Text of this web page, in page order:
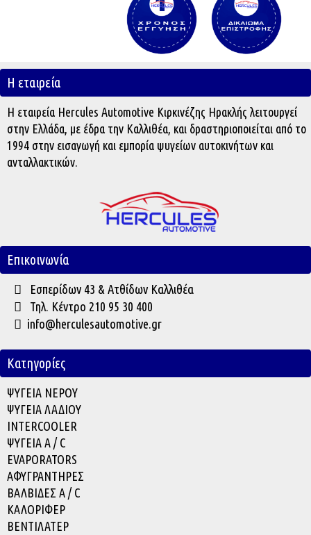
Η εταιρεία
Η εταιρεία Hercules Automotive Κιρκινέζης Ηρακλής λειτουργεί
στην Ελλάδα, με έδρα την Καλλιθέα, και δραστηριοποιείται από το
1994 στην εισαγωγή και εμπορία ψυγείων αυτοκινήτων και
ανταλλακτικών.
Επικοινωνία
Εσπερίδων 43 & Ατθίδων Καλλιθέα
Τηλ. Κέντρο 210 95 30 400
info@herculesautomotive.gr
Κατηγορίες
ΨΥΓΕΙΑ ΝΕΡΟΥ
ΨΥΓΕΙΑ ΛΑΔΙΟΥ
INTERCOOLER
ΨΥΓΕΙΑ A / C
EVAPORATORS
ΑΦΥΓΡΑΝΤΗΡΕΣ
ΒΑΛΒΙΔΕΣ A / C
ΚΑΛΟΡΙΦΕΡ
ΒΕΝΤΙΛΑΤΕΡ